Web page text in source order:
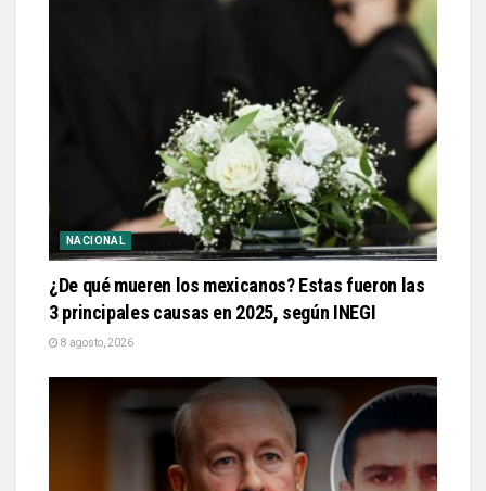
NACIONAL
¿De qué mueren los mexicanos? Estas fueron las
3 principales causas en 2025, según INEGI
8 agosto, 2026